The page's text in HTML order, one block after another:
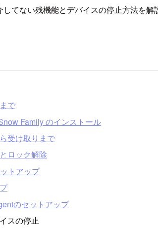
てない残機能とデバイスの停止方法を解
で
Family のインストール
受け取りまで
ロック解除
トアップ
のセットアップ
スの停止